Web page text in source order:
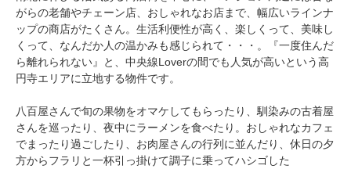
がらの老舗やチェーン店、おしゃれなお店まで、幅広いラインナ
ップの商店がたくさん。生活利便性が高く、楽しくって、美味し
くって、なんだか人の温かみも感じられて・・・。『一度住んだ
ら離れられない』と、中央線Loverの間でも人気が高いという高
円寺エリアに立地する物件です。
八百屋さんで旬の果物をオマケしてもらったり、馴染みの古着屋
さんを巡ったり、夜中にラーメンを食べたり。おしゃれなカフェ
でまったり過ごしたり、お肉屋さんの行列に並んだり、休日の夕
方からフラリと一杯引っ掛けて調子に乗ってハシゴした